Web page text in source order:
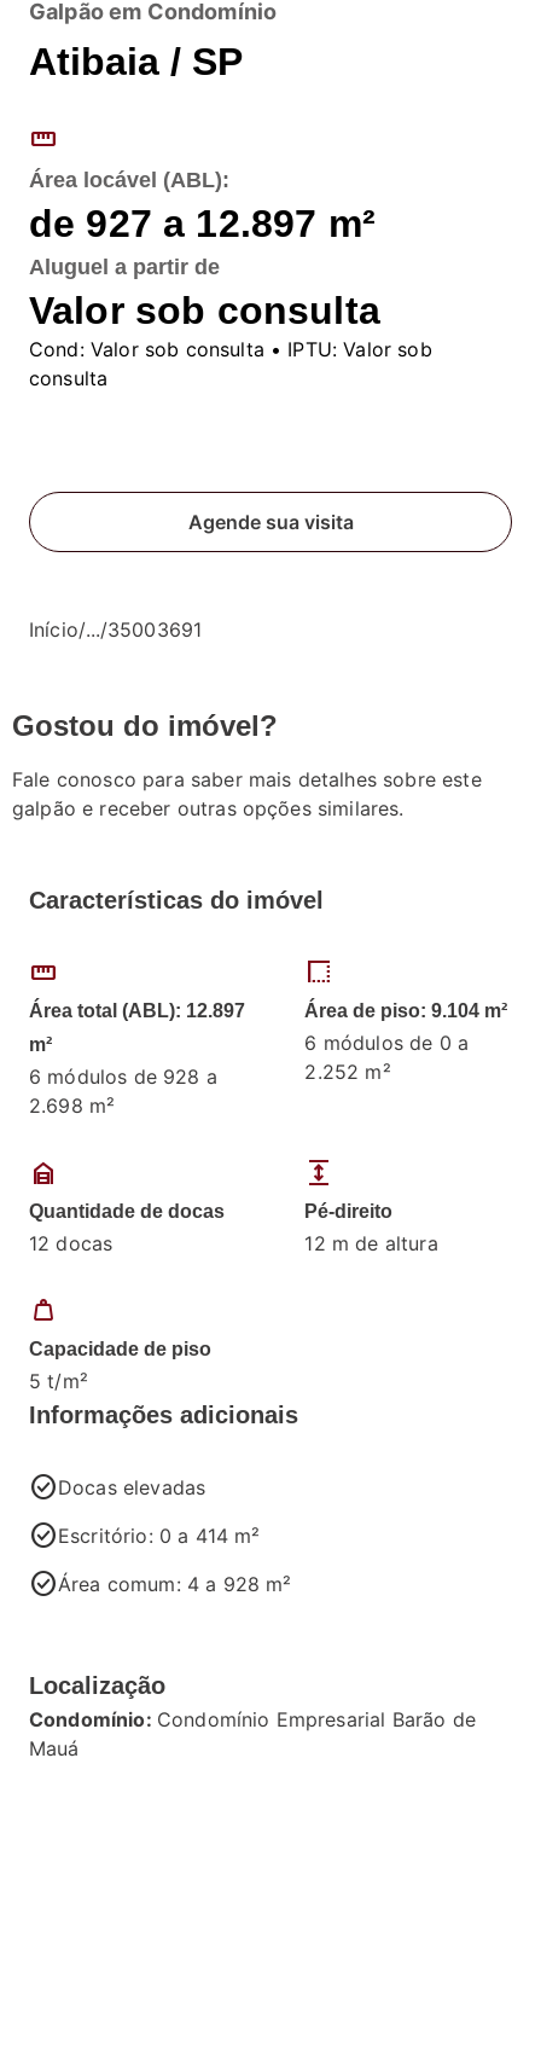
Galpão em Condomínio
Atibaia / SP
straighten
Área locável (ABL):
de 927 a 12.897 m²
Aluguel a partir de
Valor sob consulta
Cond:Valor sob consulta • IPTU: Valor sob
consulta
Agende sua visita
Início/.../35003691
Gostou do imóvel?
Fale conosco para saber mais detalhes sobre este
galpão e receber outras opções similares.
Características do imóvel
straighten
Área total (ABL): 12.897
m²
6 módulos de 928 a
2.698 m²
border_style
Área de piso: 9.104 m²
6 módulos de 0 a
2.252 m²
garage_home
Quantidade de docas
12 docas
expand
Pé-direito
12 m de altura
weight
Capacidade de piso
5 t/m²
Informações adicionais
check_circleDocas elevadas
check_circleEscritório: 0 a 414 m²
check_circleÁrea comum: 4 a 928 m²
Localização
Condomínio: Condomínio Empresarial Barão de
Mauá